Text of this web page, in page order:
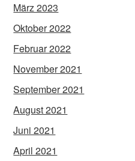
März 2023
Oktober 2022
Februar 2022
November 2021
September 2021
August 2021
Juni 2021
April 2021